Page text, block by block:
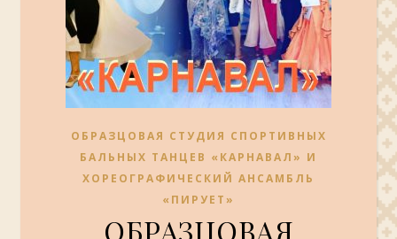
ОБРАЗЦОВАЯ СТУДИЯ СПОРТИВНЫХ
БАЛЬНЫХ ТАНЦЕВ «КАРНАВАЛ» И
ХОРЕОГРАФИЧЕСКИЙ АНСАМБЛЬ
«ПИРУЕТ»
ОБРАЗЦОВАЯ